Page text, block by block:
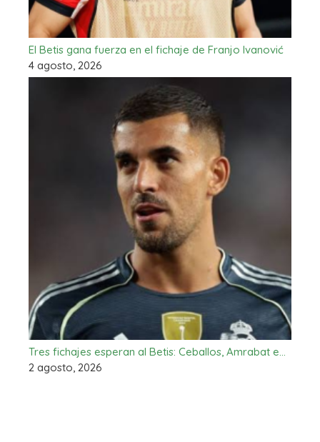
El Betis gana fuerza en el fichaje de Franjo Ivanović
4 agosto, 2026
Tres fichajes esperan al Betis: Ceballos, Amrabat e…
2 agosto, 2026